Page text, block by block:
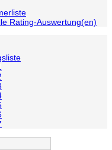
Rating-Auswertung(en)